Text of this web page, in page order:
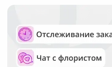
Служба круглосуточной
Русский Букет, 2026